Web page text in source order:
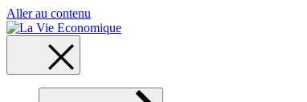
Aller au contenu